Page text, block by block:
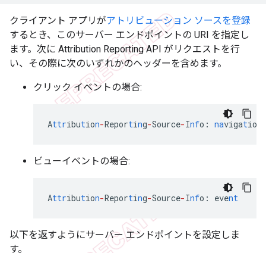
クライアント アプリがアトリビューション ソースを登録
するとき、このサーバー エンドポイントの URI を指定し
ます。次に Attribution Reporting API がリクエストを行
い、その際に次のいずれかのヘッダーを含めます。
クリック イベントの場合:
Attribution-Reporting-Source-Info : navigatio
ビューイベントの場合:
Attribution-Reporting-Source-Info : event
以下を返すようにサーバー エンドポイントを設定しま
す。